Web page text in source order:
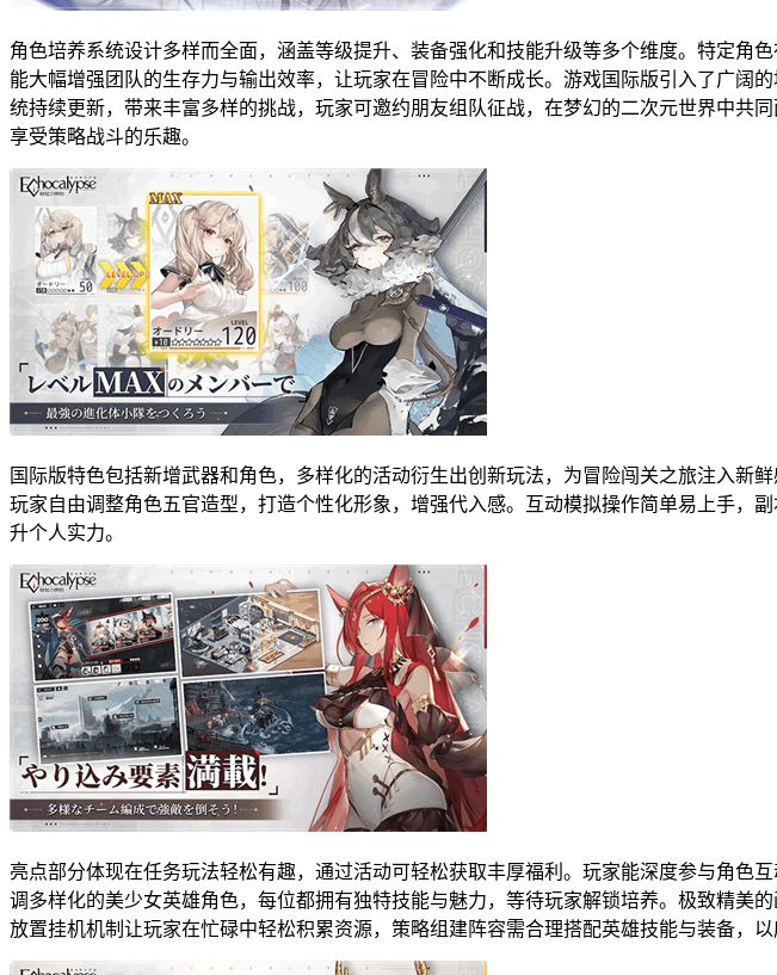
角色培养系统设计多样而全面，涵盖等级提升、装备强化和技能升级等多个维度。特定角
能大幅增强团队的生存力与输出效率，让玩家在冒险中不断成长。游戏国际版引入了广阔
统持续更新，带来丰富多样的挑战，玩家可邀约朋友组队征战，在梦幻的二次元世界中共
享受策略战斗的乐趣。
国际版特色包括新增武器和角色，多样化的活动衍生出创新玩法，为冒险闯关之旅注入
玩家自由调整角色五官造型，打造个性化形象，增强代入感。互动模拟操作简单易上手，
升个人实力。
亮点部分体现在任务玩法轻松有趣，通过活动可轻松获取丰厚福利。玩家能深度参与角色
调多样化的美少女英雄角色，每位都拥有独特技能与魅力，等待玩家解锁培养。极致精美
放置挂机机制让玩家在忙碌中轻松积累资源，策略组建阵容需合理搭配英雄技能与装备，